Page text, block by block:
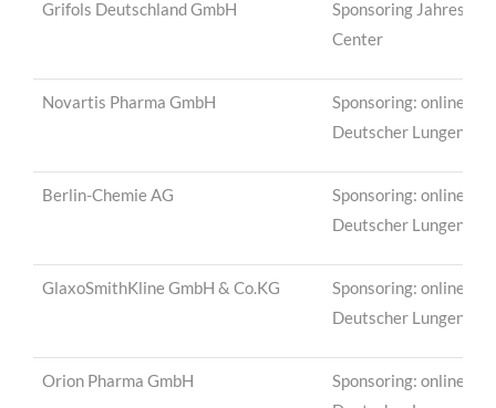
Grifols Deutschland GmbH
Sponsoring
Center
Novartis Pharma GmbH
Sponsoring: online-
Deutscher Lungentag
Berlin-Chemie AG
Sponsoring: online-
Deutscher Lungentag
GlaxoSmithKline GmbH & Co.KG
Sponsoring: online-
Deutscher Lungentag
Orion Pharma GmbH
Sponsoring: online-